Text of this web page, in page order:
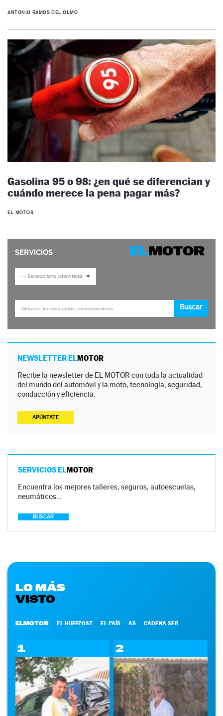
ANTONIO RAMOS DEL OLMO
Gasolina 95 o 98: ¿en qué se diferencian y
cuándo merece la pena pagar más?
EL MOTOR
NEWSLETTER ELMOTOR
Recibe la newsletter de EL MOTOR con toda la actualidad
del mundo del automóvil y la moto, tecnología, seguridad,
conducción y eficiencia.
APÚNTATE
SERVICIOS ELMOTOR
Encuentra los mejores talleres, seguros, autoescuelas,
neumáticos…
BUSCAR
LO MÁS
VISTO
ELMOTOR EL HUFFPOST EL PAÍS AS CADENA SER
1 2